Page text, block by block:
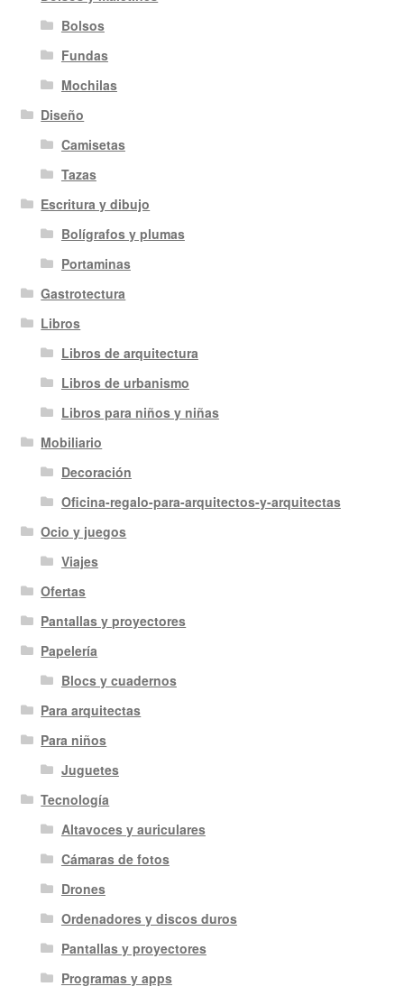
Bolsos
Fundas
Mochilas
Diseño
Camisetas
Tazas
Escritura y dibujo
Bolígrafos y plumas
Portaminas
Gastrotectura
Libros
Libros de arquitectura
Libros de urbanismo
Libros para niños y niñas
Mobiliario
Decoración
Oficina-regalo-para-arquitectos-y-arquitectas
Ocio y juegos
Viajes
Ofertas
Pantallas y proyectores
Papelería
Blocs y cuadernos
Para arquitectas
Para niños
Juguetes
Tecnología
Altavoces y auriculares
Cámaras de fotos
Drones
Ordenadores y discos duros
Pantallas y proyectores
Programas y apps